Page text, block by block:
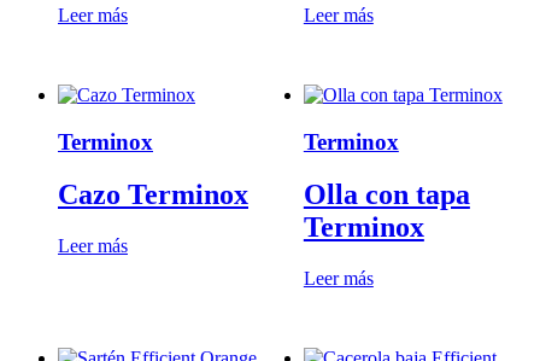
Leer más Leer más
Terminox
Cazo Terminox
Leer más
Terminox
Olla con tapa
Terminox
Leer más